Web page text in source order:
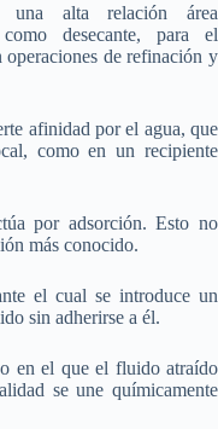
alta relación área
desecante, para el
de refinación y
afinidad por el agua, que
como en un recipiente
por adsorción. Esto no
más conocido.
el cual se introduce un
sin adherirse a él.
en el que el fluido atraído
se une químicamente